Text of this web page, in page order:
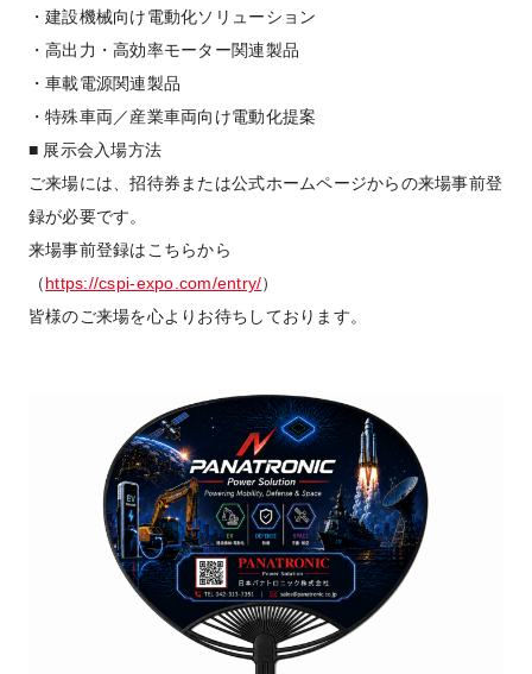
・建設機械向け電動化ソリューション
・高出力・高効率モーター関連製品
・車載電源関連製品
・特殊車両／産業車両向け電動化提案
■ 展示会入場方法
ご来場には、招待券または公式ホームページからの来場事前登
録が必要です。
来場事前登録はこちらから
（https://cspi-expo.com/entry/）
皆様のご来場を心よりお待ちしております。